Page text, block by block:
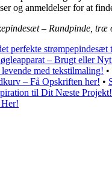
og anmeldelser for at
– Rundpinde,
perfekte
– Brugt eller
med tekstilmaling! •
– Få Opskriften her! •
til Dit Næste Projekt!